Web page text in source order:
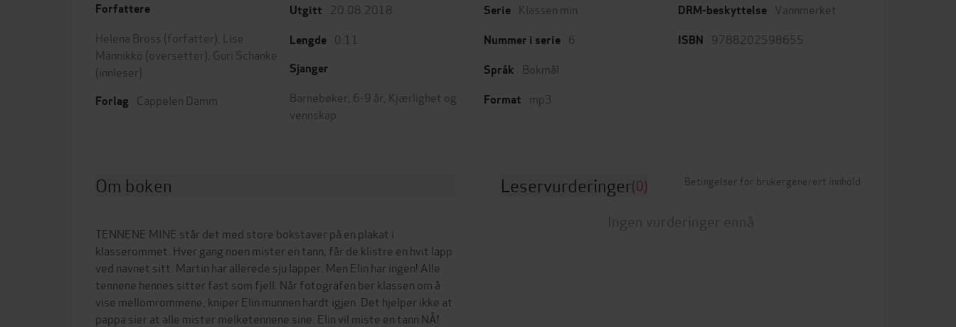
Forfattere
Helena Bross (forfatter),
Lise
Männikkö (oversetter), Guri Schanke
(innleser)
Forlag Cappelen Damm
Utgitt 20.08.2018
Lengde 0:11
Sjanger
Barnebøker 6-9 år Kjærlighet og
vennskap
Serie Klassen min
Nummer i serie 6
Språk Bokmål
Format mp3
DRM-beskyttelse Vannmerket
ISBN 9788202598655
Om boken
TENNENE MINE står det med store bokstaver på en plakat i
klasserommet. Hver gang noen mister en tann, får de klistre en hvit lapp
ved navnet sitt. Martin har allerede sju lapper. Men Elin har ingen! Alle
tennene hennes sitter fast som fjell. Når fotografen ber klassen om å
vise mellomrommene, kniper Elin munnen hardt igjen. Det hjelper ikke at
pappa sier at alle mister melketennene sine. Elin vil miste en tann NÅ!
Leservurderinger(0) Betingelser for brukergenerert innhold
Ingen vurderinger ennå